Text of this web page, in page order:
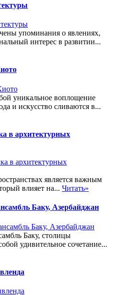
упоминания о явлениях,
интерес в развитии...
уникальное воплощение
и искусство сливаются в...
в архитектурных
является важным
влияет на... Читать»
Баку, Азербайджан
Баку, столицы
удивительное сочетание...